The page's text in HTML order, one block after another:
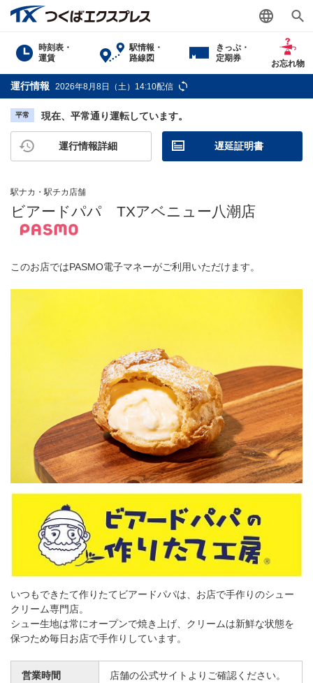
時刻表・
運賃
駅情報・
路線図
きっぷ・
定期券
お忘れ物
運行情報 2026年8月8日（土）14:10配信
平常 現在、平常通り運転しています。
運行情報詳細 遅延証明書
駅ナカ・駅チカ店舗
ビアードパパ TXアベニュー八潮店
このお店ではPASMO電子マネーがご利用いただけます。
いつもできたて作りたてビアードパパは、お店で手作りのシュー
クリーム専門店。
シュー生地は常にオープンで焼き上げ、クリームは新鮮な状態を
保つため毎日お店で手作りしています。
営業時間 店舗の公式サイトよりご確認ください。